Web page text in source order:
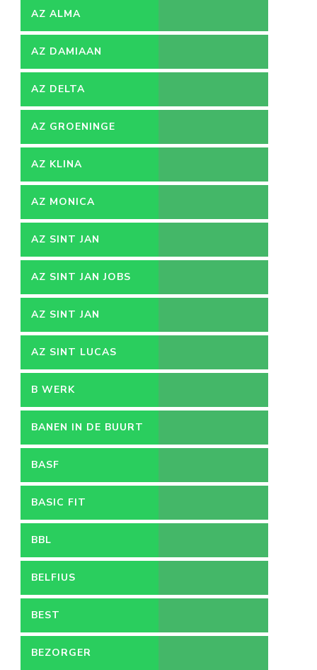
AZ ALMA
AZ DAMIAAN
AZ DELTA
AZ GROENINGE
AZ KLINA
AZ MONICA
AZ SINT JAN
AZ SINT JAN JOBS
AZ SINT JAN
VACATURES
AZ SINT LUCAS
B WERK
BANEN IN DE BUURT
BASF
BASIC FIT
BBL
BELFIUS
BEST
BEZORGER